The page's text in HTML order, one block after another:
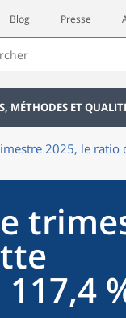
Blog Presse
MÉTHODES ET
2025, le ratio